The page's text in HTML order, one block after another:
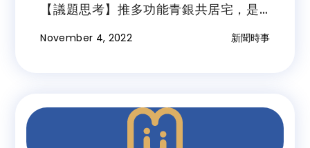
【議題思考】推多功能青銀共居宅，是
November 4, 2022 新聞時事